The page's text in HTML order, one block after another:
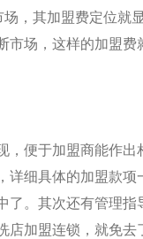
，其加盟费定位就显
市场，这样的加盟费
，便于加盟商能作出
详细具体的加盟款项
了。其次还有管理指
店加盟连锁，就免去